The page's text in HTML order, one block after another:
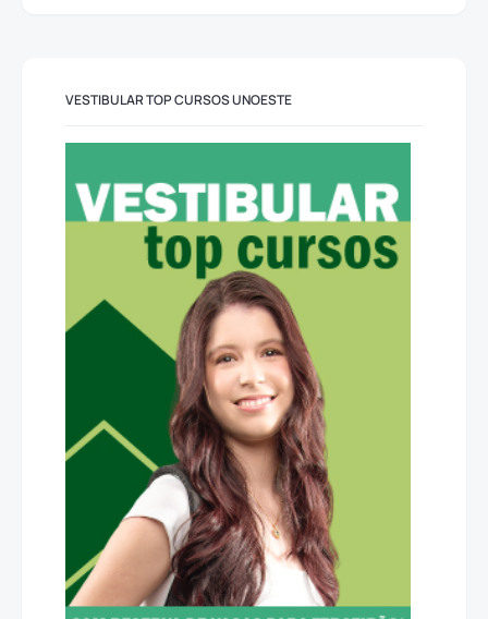
VESTIBULAR TOP CURSOS UNOESTE